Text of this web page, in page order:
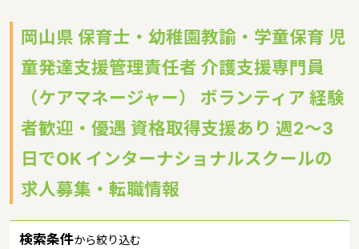
岡山県 保育士・幼稚園教諭・学童保育 児
童発達支援管理責任者 介護支援専門員
（ケアマネージャー） ボランティア 経験
者歓迎・優遇 資格取得支援あり 週2～3
日でOK インターナショナルスクールの
求人募集・転職情報
検索条件から絞り込む